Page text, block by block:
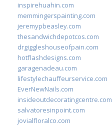
inspirehuahin.com
memmingerspainting.com
jeremypbeasley.com
thesandwichdepotcos.com
drgiggleshouseofpain.com
hotflashdesigns.com
garagenadeau.com
lifestylechauffeurservice.com
EverNewNails.com
insideoutdecoratingcentre.com
salvatoresinpoint.com
jovialfloralco.com